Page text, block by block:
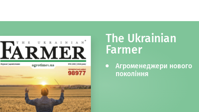
The Ukrainian
Farmer
Агроменеджери нового
покоління